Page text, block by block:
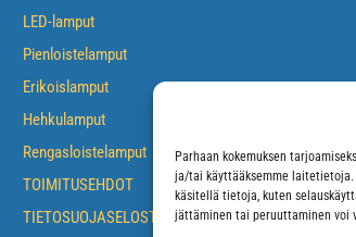
Parhaan kokemuksen
ja/tai käyttääksemme laitetietoja.
käsitellä tietoja, kuten
jättäminen tai peruuttaminen voi
LED-lamput
Pienloistelamput
Erikoislamput
Hehkulamput
Rengasloistelamput
TOIMITUSEHDOT
TIETOSUOJASELOSTE